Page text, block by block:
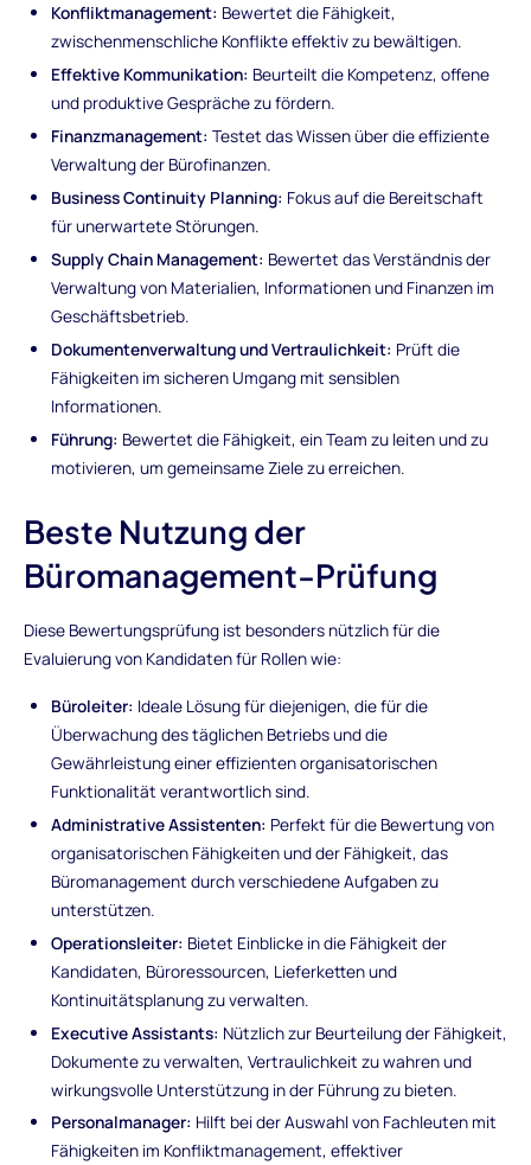
Konfliktmanagement: Bewertet die Fähigkeit,
zwischenmenschliche Konflikte effektiv zu bewältigen.
Effektive Kommunikation: Beurteilt die Kompetenz, offene
und produktive Gespräche zu fördern.
Finanzmanagement: Testet das Wissen über die effiziente
Verwaltung der Bürofinanzen.
Business Continuity Planning: Fokus auf die Bereitschaft
für unerwartete Störungen.
Supply Chain Management: Bewertet das Verständnis der
Verwaltung von Materialien, Informationen und Finanzen im
Geschäftsbetrieb.
Dokumentenverwaltung und Vertraulichkeit: Prüft die
Fähigkeiten im sicheren Umgang mit sensiblen
Informationen.
Führung: Bewertet die Fähigkeit, ein Team zu leiten und zu
motivieren, um gemeinsame Ziele zu erreichen.
Beste Nutzung der
Büromanagement-Prüfung
Diese Bewertungsprüfung ist besonders nützlich für die
Evaluierung von Kandidaten für Rollen wie:
Büroleiter: Ideale Lösung für diejenigen, die für die
Überwachung des täglichen Betriebs und die
Gewährleistung einer effizienten organisatorischen
Funktionalität verantwortlich sind.
Administrative Assistenten: Perfekt für die Bewertung von
organisatorischen Fähigkeiten und der Fähigkeit, das
Büromanagement durch verschiedene Aufgaben zu
unterstützen.
Operationsleiter: Bietet Einblicke in die Fähigkeit der
Kandidaten, Büroressourcen, Lieferketten und
Kontinuitätsplanung zu verwalten.
Executive Assistants: Nützlich zur Beurteilung der Fähigkeit,
Dokumente zu verwalten, Vertraulichkeit zu wahren und
wirkungsvolle Unterstützung in der Führung zu bieten.
Personalmanager: Hilft bei der Auswahl von Fachleuten mit
Fähigkeiten im Konfliktmanagement, effektiver